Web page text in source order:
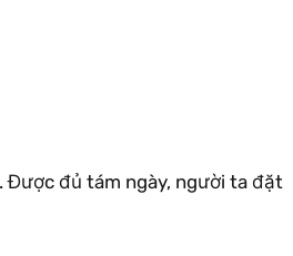
Được đủ tám ngày, người ta đặt